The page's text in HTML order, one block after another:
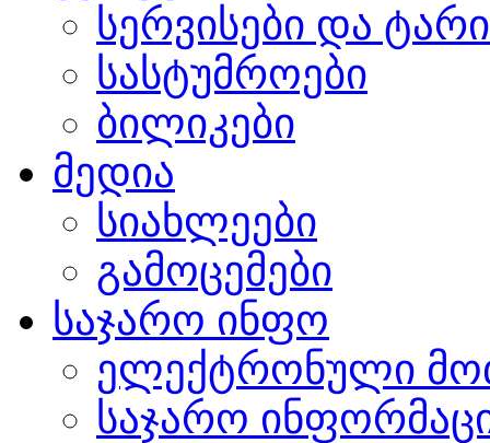
სერვისები და
სასტუმროები
ბილიკები
მედია
სიახლეები
გამოცემები
საჯარო ინფო
ელექტრონული
საჯარო